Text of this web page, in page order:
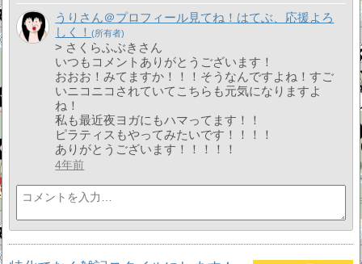
うりさん＠プロフィール見てね！はてぶ、応援よろ
しく！
> さくらふぶきさん
いつもコメントありがとうございます！
おおお！みてますか！！！そうなんですよね！すご
いニコニコされていてこちらも元気になりますよ
ね！
私も最近夜ヨガにもハマってます！！
ピラティスもやってみたいです！！！！
ありがとうございます！！！！！
4年前